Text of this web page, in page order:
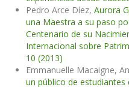
Pedro Arce Díez, Aurora
una Maestra a su paso
Centenario de su
Internacional sobre
10 (2013)
Emmanuelle Macaigne,
un público de